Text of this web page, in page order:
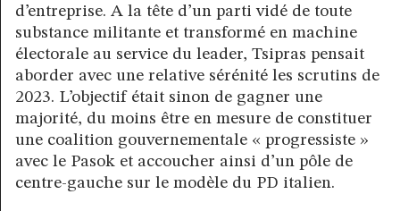
d’entreprise. A la tête d’un parti vidé de toute
substance militante et transformé en machine
électorale au service du leader, Tsipras pensait
aborder avec une relative sérénité les scrutins de
2023. L’objectif était sinon de gagner une
majorité, du moins être en mesure de constituer
une coalition gouvernementale « progressiste »
avec le Pasok et accoucher ainsi d’un pôle de
centre-gauche sur le modèle du PD italien.